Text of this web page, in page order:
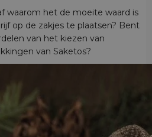
waarom het de moeite waard is
op de zakjes te plaatsen? Bent
van het kiezen van
van Saketos?